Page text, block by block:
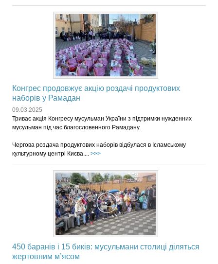
Конгрес продовжує акцію роздачі продуктових
наборів у Рамадан
09.03.2025
Триває акція Конгресу мусульман України з підтримки нужденних
мусульман під час благословенного Рамадану.
Чергова роздача продуктових наборів відбулася в Ісламському
культурному центрі Києва.... >>>
450 баранів і 15 биків: мусульмани столиці діляться
жертовним м’ясом